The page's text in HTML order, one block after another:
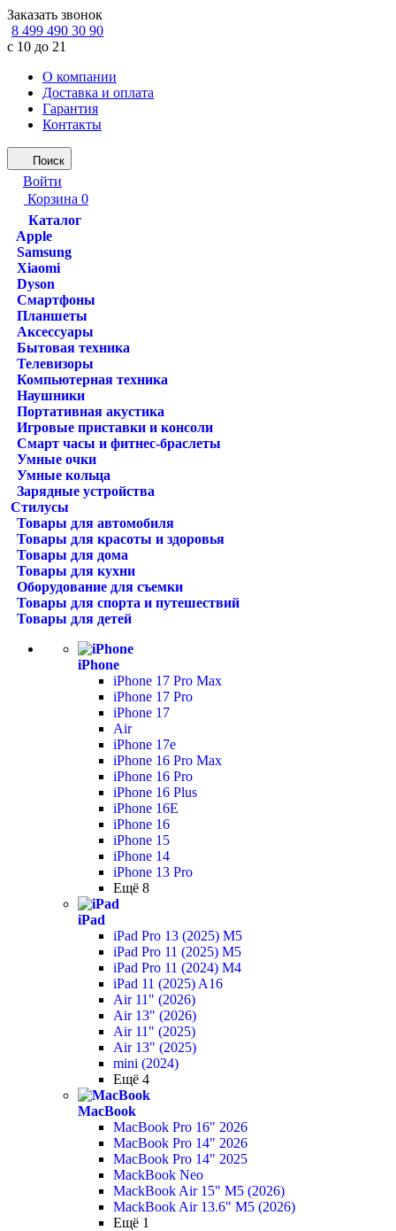
Заказать звонок
8 499 490 30 90
с 10 до 21
О компании
Доставка и оплата
Гарантия
Контакты
Поиск
Войти
Корзина 0
Каталог
Apple
Samsung
Xiaomi
Dyson
Смартфоны
Планшеты
Аксессуары
Бытовая техника
Телевизоры
Компьютерная техника
Наушники
Портативная акустика
Игровые приставки и консоли
Смарт часы и фитнес-браслеты
Умные очки
Умные кольца
Зарядные устройства
Стилусы
Товары для автомобиля
Товары для красоты и здоровья
Товары для дома
Товары для кухни
Оборудование для съемки
Товары для спорта и путешествий
Товары для детей
iPhone
iPhone 17 Pro Max
iPhone 17 Pro
iPhone 17
Air
iPhone 17e
iPhone 16 Pro Max
iPhone 16 Pro
iPhone 16 Plus
iPhone 16E
iPhone 16
iPhone 15
iPhone 14
iPhone 13 Pro
Ещё 8
iPad
iPad Pro 13 (2025) M5
iPad Pro 11 (2025) M5
iPad Pro 11 (2024) M4
iPad 11 (2025) A16
Air 11" (2026)
Air 13" (2026)
Air 11" (2025)
Air 13" (2025)
mini (2024)
Ещё 4
MacBook
MacBook Pro 16" 2026
MacBook Pro 14" 2026
MacBook Pro 14" 2025
MackBook Neo
MackBook Air 15" M5 (2026)
MackBook Air 13.6" M5 (2026)
Ещё 1